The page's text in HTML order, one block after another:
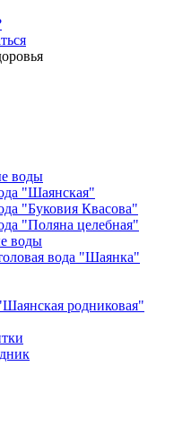
воды
"Шаянская"
"Буковия Квасова"
"Поляна целебная"
воды
вода "Шаянка"
родниковая"